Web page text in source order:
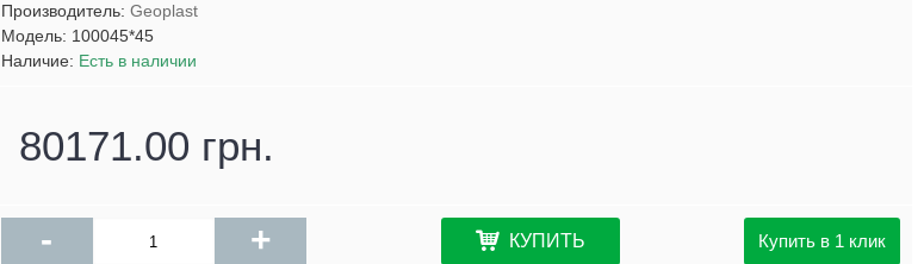
Производитель: Geoplast
Модель: 100045*45
Наличие: Есть в наличии
80171.00 грн.
- + КУПИТЬ Купить в 1 клик